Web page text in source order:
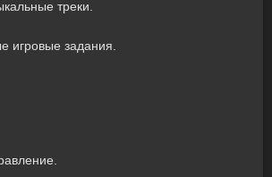
треки.
игровые задания.